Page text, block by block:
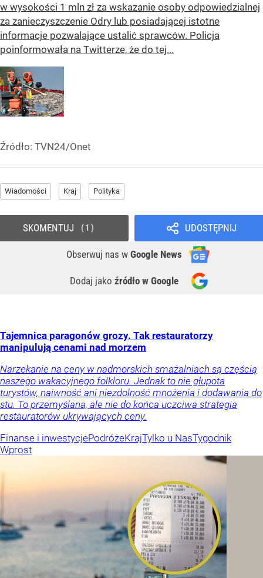
w wysokości 1 mln zł za wskazanie osoby odpowiedzialnej
za zanieczyszczenie Odry lub posiadającej istotne
informacje pozwalające ustalić sprawców. Policja
poinformowała na Twitterze, że do tej...
Źródło: TVN24/Onet
Wiadomości Kraj Polityka
UDOSTĘPNIJ
Obserwuj nas w Google News
Dodaj jako źródło w Google
SKOMENTUJ 1
Tajemnica paragonów grozy. Tak restauratorzy
manipulują cenami nad morzem
Narzekanie na ceny w nadmorskich smażalniach są częścią
naszego wakacyjnego folkloru. Jednak to nie głupota
turystów, naiwność ani niezdolność mnożenia i dodawania do
stu. To przemyślana, ale nie do końca uczciwa strategia
restauratorów ukrywających ceny.
Finanse i inwestycjePodróżeKrajTylko u NasTygodnik
Wprost